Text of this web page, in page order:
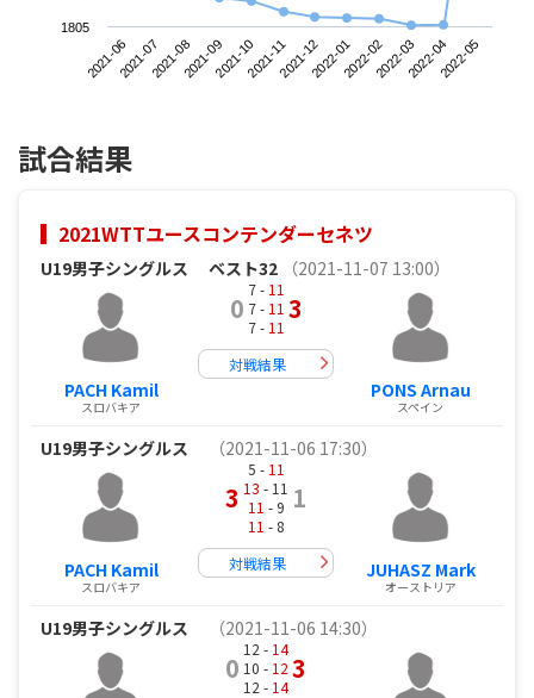
2021-062021-072021-082021-092021-102021-112021-122022-012022-022022-032022-042022-05
1805
試合結果
2021WTTユースコンテンダーセネツ
U19男子シングルス ベスト32 （2021-11-07 13:00）
PACH Kamil
スロバキア
0
7 - 11
7 - 11
7 - 11
3
対戦結果
PONS Arnau
スペイン
U19男子シングルス （2021-11-06 17:30）
PACH Kamil
スロバキア
3
5 - 11
13 - 11
11 - 9
11 - 8
1
対戦結果 JUHASZ Mark
オーストリア
U19男子シングルス （2021-11-06 14:30）
0
12 - 14
10 - 12
12 - 14
3